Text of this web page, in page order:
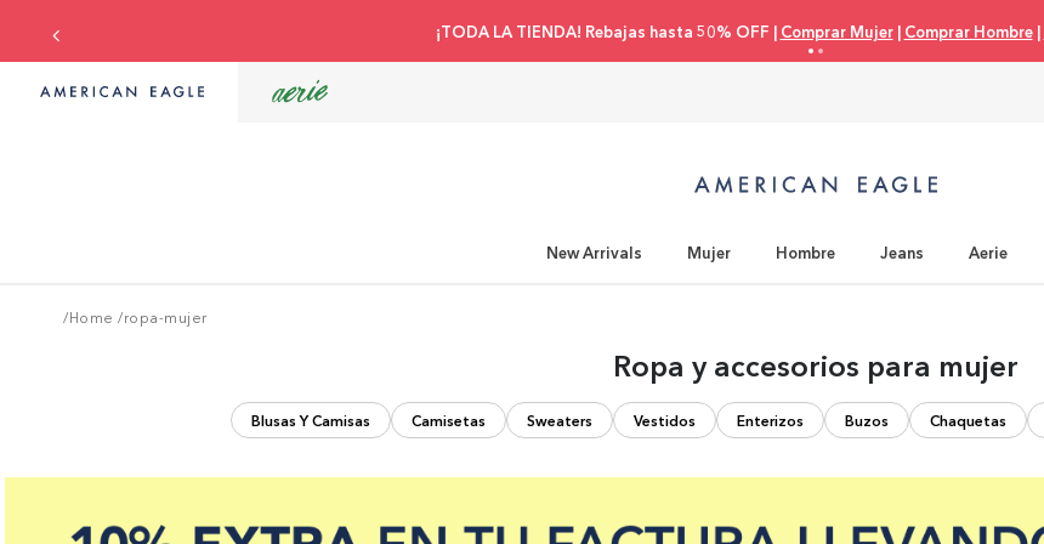
¡TODA LA TIENDA! Rebajas hasta 50% OFF | Comprar Mujer| Comprar Hombre|
New Arrivals Mujer Hombre Jeans Aerie
/Home /ropa-mujer
Ropa y accesorios para mujer
Blusas Y Camisas Camisetas Sweaters Vestidos Enterizos Buzos Chaquetas